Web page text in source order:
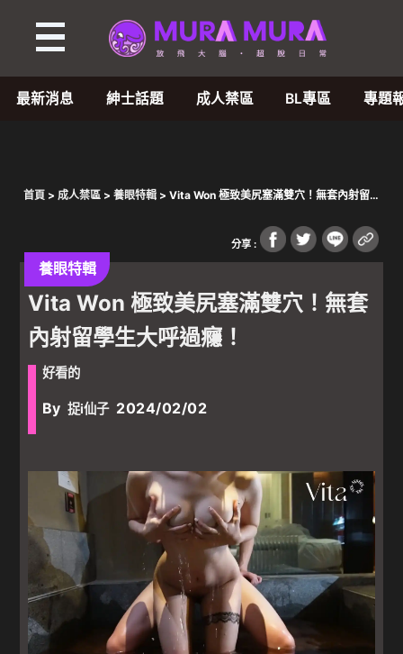
最新消息 紳士話題 成人禁區 BL專區 專題
首頁 > 成人禁區> 養眼特輯> Vita Won 極致美尻塞滿雙穴！無套內射留
分享 :
養眼特輯
Vita Won 極致美尻塞滿雙穴！無套
內射留學生大呼過癮！
好看的
By 捉i仙子 2024/02/02